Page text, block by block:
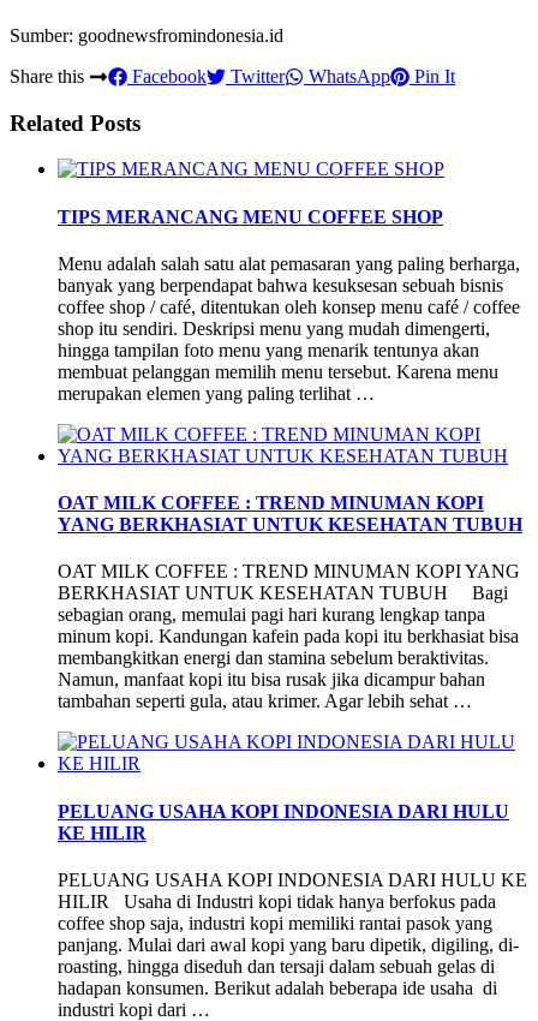
Sumber: goodnewsfromindonesia.id
Share this
Facebook Twitter WhatsApp Pin It
Related Posts
TIPS MERANCANG MENU COFFEE SHOP
Menu adalah salah satu alat pemasaran yang paling berharga,
banyak yang berpendapat bahwa kesuksesan sebuah bisnis
coffee shop / café, ditentukan oleh konsep menu café / coffee
shop itu sendiri. Deskripsi menu yang mudah dimengerti,
hingga tampilan foto menu yang menarik tentunya akan
membuat pelanggan memilih menu tersebut. Karena menu
merupakan elemen yang paling terlihat …
OAT MILK COFFEE : TREND MINUMAN KOPI
YANG BERKHASIAT UNTUK KESEHATAN TUBUH
OAT MILK COFFEE : TREND MINUMAN KOPI YANG
BERKHASIAT UNTUK KESEHATAN TUBUH Bagi
sebagian orang, memulai pagi hari kurang lengkap tanpa
minum kopi. Kandungan kafein pada kopi itu berkhasiat bisa
membangkitkan energi dan stamina sebelum beraktivitas.
Namun, manfaat kopi itu bisa rusak jika dicampur bahan
tambahan seperti gula, atau krimer. Agar lebih sehat …
PELUANG USAHA KOPI INDONESIA DARI HULU
KE HILIR
PELUANG USAHA KOPI INDONESIA DARI HULU KE
HILIR Usaha di Industri kopi tidak hanya berfokus pada
coffee shop saja, industri kopi memiliki rantai pasok yang
panjang. Mulai dari awal kopi yang baru dipetik, digiling, di-
roasting, hingga diseduh dan tersaji dalam sebuah gelas di
hadapan konsumen. Berikut adalah beberapa ide usaha di
industri kopi dari …